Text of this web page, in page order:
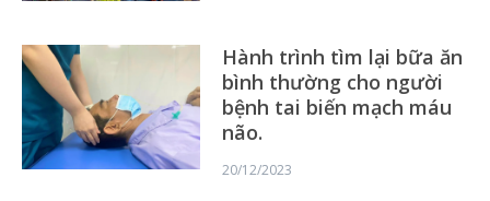
Hành trình tìm lại bữa ăn
bình thường cho người
bệnh tai biến mạch máu
não.
20/12/2023